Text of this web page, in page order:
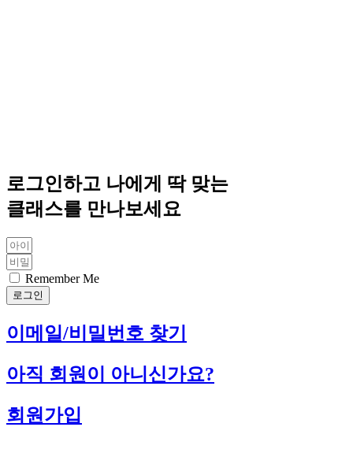
로그인하고 나에게 딱 맞는
클래스를 만나보세요
Remember Me
로그인
이메일/비밀번호 찾기
아직 회원이 아니신가요?
회원가입